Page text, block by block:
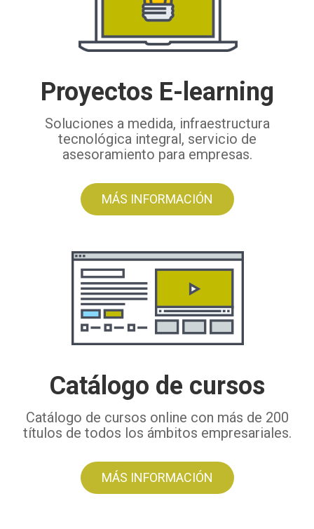
Proyectos E-learning
Soluciones a medida, infraestructura
tecnológica integral, servicio de
asesoramiento para empresas.
MÁS INFORMACIÓN
Catálogo de cursos
Catálogo de cursos online con más de 200
títulos de todos los ámbitos empresariales.
MÁS INFORMACIÓN